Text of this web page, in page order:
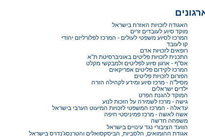
האגודה לזכויות האזרח בישראל
מוקד סיוע לעובדים זרים
המרכז לסיוע משפטי לעולים - המרכז לפלורליזם יהודי
קו לעובד
רופאים לזכויות אדם
התכנית לזכויות פליטים באוניברסיטת ת"א
אס"ף - ארגון סיוע לפליטים ולמבקשי מקלט
המרכז לקידום פליטים אפריקאים
הפורום לזכויות פליטים
מסיל"ה - מרכז סיוע ומידע לקהילה הזרה
ילדים ישראלים
המוקד להגנת הפרט
גישה - מרכז לשמירה על הזכות לנוע
עדאלה - המרכז המשפטי לזכויות המיעוט הערבי בישראל
אשה לאשה - מרכז פמיניסטי חיפה
משפחה חדשה
הוועד הציבורי נגד עינויים בישראל
אגודת ההומואים, הלסביות, הביסקסואלים והטרנסג'נדרס בישראל